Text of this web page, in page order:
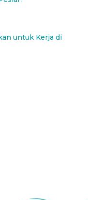
untuk Kerja di